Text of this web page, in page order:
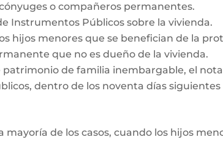
o compañeros permanentes.
Instrumentos Públicos sobre la vivienda.
hijos menores que se benefician de la
que no es dueño de la vivienda.
patrimonio de familia inembargable, el
dentro de los noventa días
de los casos, cuando los hijos